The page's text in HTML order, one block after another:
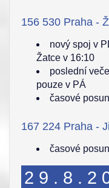
156 530 Praha -
nový spoj v
Žatce v 16:10
poslední
pouze v PÁ
časové
167 224 Praha -
časové